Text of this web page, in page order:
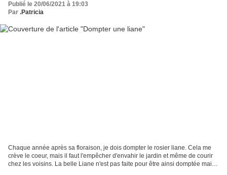
Publié le 20/06/2021 à 19:03
Par .Patricia
Chaque année après sa floraison, je dois dompter le rosier liane. Cela me
crève le coeur, mais il faut l'empêcher d'envahir le jardin et même de courir
chez les voisins. La belle Liane n'est pas faite pour être ainsi domptée mais